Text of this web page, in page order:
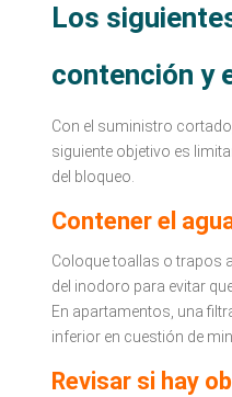
Los
contención y
Con el suministro
siguiente objetivo es
del bloqueo.
Contener el
Coloque toallas o trapos
del inodoro para evitar
En apartamentos, una
inferior en cuestión de
Revisar si hay